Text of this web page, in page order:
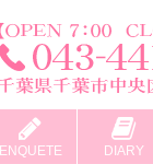
ENQUETE DIARY